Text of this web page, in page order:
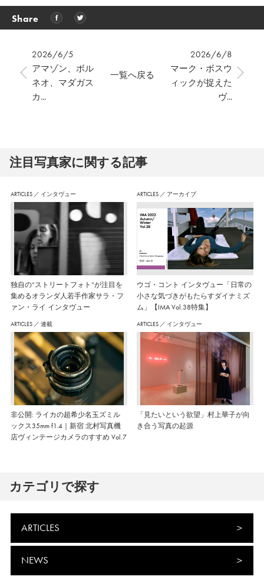
Share
2026/6/5
アマゾン、ボル
ネオ、マダガス
カ...
2026/6/8
マーク・ボスウ
ィックが捉えた
ヴ...
一覧へ戻る
注⽬写真家に関する記事
ARTICLES ／ インタヴュー
独自の“ストリートフォト”が注目を
集めるオランダ人若手作家サラ・フ
ァン・ライ インタヴュー
ARTICLES ／ アーカイブ
ウゴ・コント インタヴュー「日常の
小さな気づきがもたらすダイナミズ
ム」【IMA Vol.38特集】
ARTICLES ／ 連載
非公開: ライカの超希少名玉ズミル
ックス35mm f1.4｜新宿 北村写真機
店ヴィンテージカメラのすすめ Vol.7
ARTICLES ／ インタヴュー
「見たいという欲望」村上華子が向
き合う写真の起源
カテゴリで探す
ARTICLES
NEWS